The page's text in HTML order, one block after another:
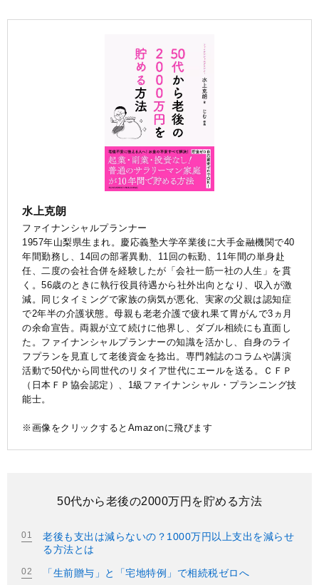
水上克朗
ファイナンシャルプランナー
1957年山梨県生まれ。慶応義塾大学卒業後に大手金融機関で40
年間勤務し、14回の部署異動、11回の転勤、11年間の単身赴
任、二度の会社合併を経験したが「会社一筋一社の人生」を貫
く。56歳のときに執行役員待遇から社外出向となり、収入が激
減。同じタイミングで家族の病気が悪化、実家の父親は認知症
で2年半の介護状態。母親も老老介護で疲れ果て胃がんで3ヵ月
の余命宣告。両親が立て続けに他界し、ダブル相続にも直面し
た。ファイナンシャルプランナーの知識を活かし、自身のライ
フプランを見直して老後資金を捻出。専門雑誌のコラムや講演
活動で50代から同世代のリタイア世代にエールを送る。ＣＦＰ
（日本ＦＰ協会認定）、1級ファイナンシャル・プランニング技
能士。
※画像をクリックするとAmazonに飛びます
50代から老後の2000万円を貯める方法
老後も支出は減らないの？1000万円以上支出を減らせ
る方法とは
「生前贈与」と「宅地特例」で相続税ゼロへ